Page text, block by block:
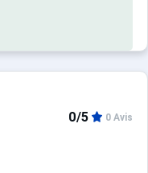
0/5 0 Avis